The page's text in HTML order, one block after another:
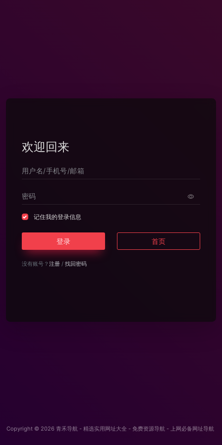
欢迎回来
记住我的登录信息
登录 首页
没有账号？ 注册 / 找回密码
Copyright © 2026 青禾导航 - 精选实用网址大全 - 免费资源导航 - 上网必备网址导航